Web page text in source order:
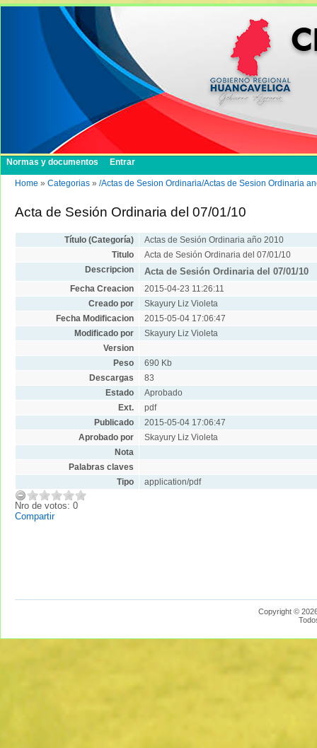
Normas y documentos Entrar
Home » Categorias » /Actas de Sesion Ordinaria/Actas de Sesion Ordinaria
Acta de Sesión Ordinaria del 07/01/10
Título (Categoría)
Actas de Sesión Ordinaria año 2010
Titulo
Acta de Sesión Ordinaria del 07/01/10
Descripcion
Acta de Sesión Ordinaria del 07/01/10
Fecha Creacion
2015-04-23 11:26:11
Creado por
Skayury Liz Violeta
Fecha Modificacion
2015-05-04 17:06:47
Modificado por
Skayury Liz Violeta
Version
Peso
690 Kb
Descargas
83
Estado
Aprobado
Ext.
pdf
Publicado
2015-05-04 17:06:47
Aprobado por
Skayury Liz Violeta
Nota
Palabras claves
Tipo
application/pdf
Nro de votos: 0
Compartir
Copyright ©